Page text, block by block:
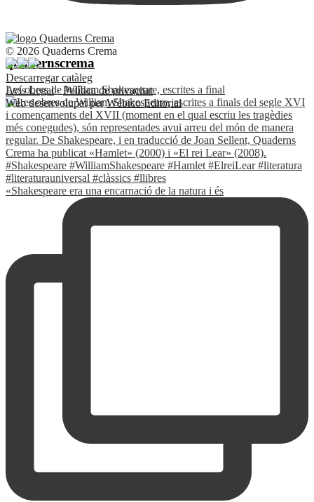
quadernscrema
Les obres de William Shakespeare, escrites a final
«Shakespeare era una encarnació de la natura i és
© 2026 Quaderns Crema
Descarregar catàleg
Avís Legal·Política de privacitat
Web desenvolupat perWébico Editorial